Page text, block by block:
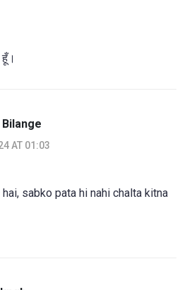
AT 01:03
sabko pata hi nahi chalta kitna